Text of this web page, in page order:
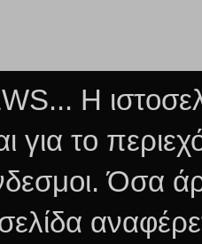
Η
για το
Όσα